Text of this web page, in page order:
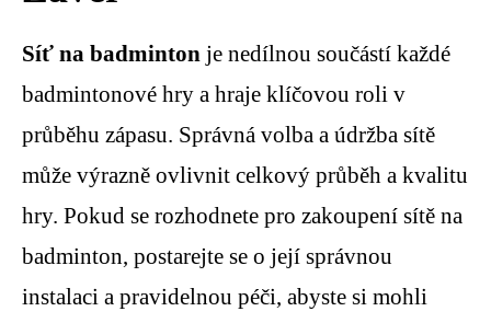
Síť na badminton je nedílnou součástí každé
badmintonové hry a hraje klíčovou roli v
průběhu zápasu. Správná volba a údržba sítě
může výrazně ovlivnit celkový průběh a kvalitu
hry. Pokud se rozhodnete pro zakoupení sítě na
badminton, postarejte se o její správnou
instalaci a pravidelnou péči, abyste si mohli